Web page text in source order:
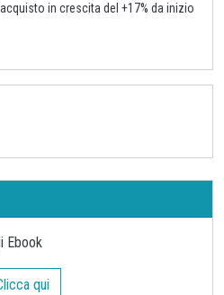
in crescita del +17% da inizio
Ebook
qui